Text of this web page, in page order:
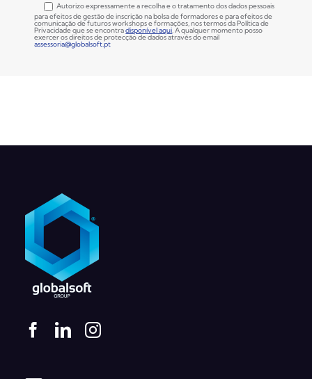
Autorizo expressamente a recolha e o tratamento dos dados pessoais
para efeitos de gestão de inscrição na bolsa de formadores e para efeitos de
comunicação de futuros workshops e formações, nos termos da Política de
Privacidade que se encontradisponível aqui . A qualquer momento posso
exercer os direitos de protecção de dados através do email
assessoria@globalsoft.pt